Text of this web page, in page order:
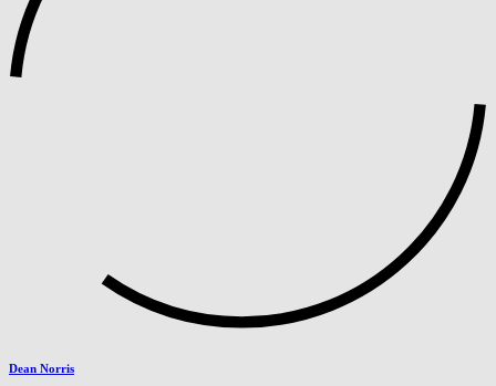
Dean Norris